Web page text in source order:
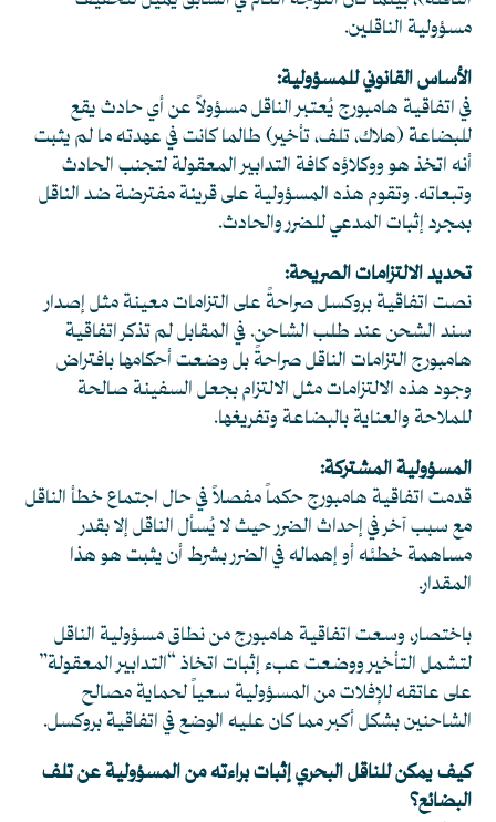
مسؤولية الناقلين.
الأساس القانوني للمسؤولية:
في اتفاقية هامبورج يُعتبر الناقل مسؤولاً عن أي حادث يقع
للبضاعة (هلاك، تلف، تأخير) طالما كانت في عهدته ما لم يثبت
أنه اتخذ هو ووكلاؤه كافة التدابير المعقولة لتجنب الحادث
وتبعاته. وتقوم هذه المسؤولية على قرينة مفترضة ضد الناقل
بمجرد إثبات المدعي للضرر والحادث.
تحديد الالتزامات الصريحة:
نصت اتفاقية بروكسل صراحةً على التزامات معينة مثل إصدار
سند الشحن عند طلب الشاحن. في المقابل لم تذكر اتفاقية
هامبورج التزامات الناقل صراحةً بل وضعت أحكامها بافتراض
وجود هذه الالتزامات مثل الالتزام بجعل السفينة صالحة
للملاحة والعناية بالبضاعة وتفريغها.
المسؤولية المشتركة:
قدمت اتفاقية هامبورج حكماً مفصلاً في حال اجتماع خطأ الناقل
مع سبب آخر في إحداث الضرر حيث لا يُسأل الناقل إلا بقدر
مساهمة خطئه أو إهماله في الضرر بشرط أن يثبت هو هذا
المقدار.
باختصار، وسعت اتفاقية هامبورج من نطاق مسؤولية الناقل
لتشمل التأخير ووضعت عبء إثبات اتخاذ “التدابير المعقولة”
على عاتقه للإفلات من المسؤولية سعياً لحماية مصالح
الشاحنين بشكل أكبر مما كان عليه الوضع في اتفاقية بروكسل.
كيف يمكن للناقل البحري إثبات براءته من المسؤولية عن تلف
البضائع؟